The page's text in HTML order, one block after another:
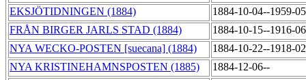
EKSJÖTIDNINGEN (1884)
1884-10-04--1959-
FRÅN BIRGER JARLS STAD (1884)
1884-10-15--1916-
NYA WECKO-POSTEN [suecana] (1884)
1884-10-22--1918-
NYA KRISTINEHAMNSPOSTEN (1885)
1884-12-06--